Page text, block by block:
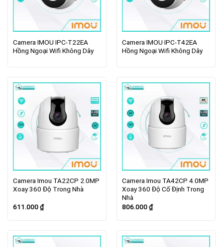
Camera IMOU IPC-T22EA
Hồng Ngoại Wifi Không Dây
Camera IMOU IPC-T42EA
Hồng Ngoại Wifi Không Dây
Camera Imou TA22CP 2.0MP
Xoay 360 Độ Trong Nhà
611.000₫
Camera Imou TA42CP 4.0MP
Xoay 360 Độ Cố Định Trong
Nhà
806.000₫